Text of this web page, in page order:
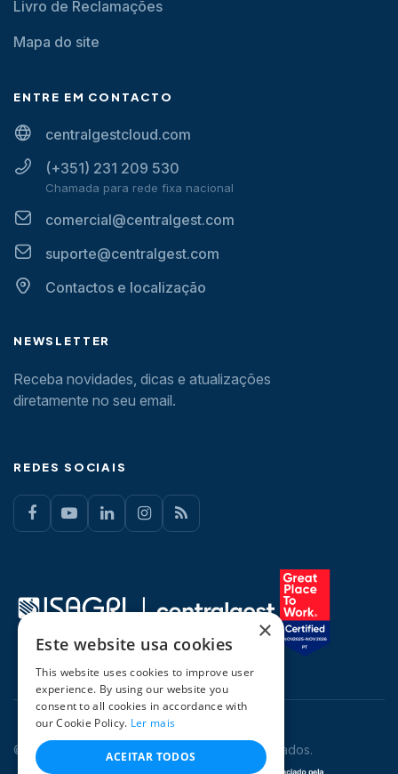
Livro de Reclamações
Mapa do site
ENTRE EM CONTACTO
centralgestcloud.com
(+351) 231 209 530
Chamada para rede fixa nacional
comercial@centralgest.com
suporte@centralgest.com
Contactos e localização
NEWSLETTER
Receba novidades, dicas e atualizações
diretamente no seu email.
REDES SOCIAIS
© 2026 CentralGest. Todos os direitos reservados.
×
Este website usa cookies
This website uses cookies to improve user
experience. By using our website you
consent to all cookies in accordance with
our Cookie Policy. Ler mais
ACEITAR TODOS